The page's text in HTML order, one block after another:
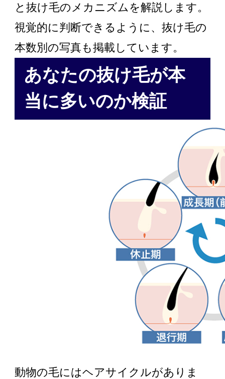
と抜け毛のメカニズムを解説します。
視覚的に判断できるように、抜け毛の
本数別の写真も掲載しています。
あなたの抜け毛が本
当に多いのか検証
動物の毛にはヘアサイクルがありま